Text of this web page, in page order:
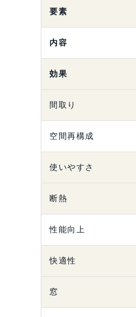
要素
内容
効果
間取り
空間再構成
使いやすさ
断熱
性能向上
快適性
窓